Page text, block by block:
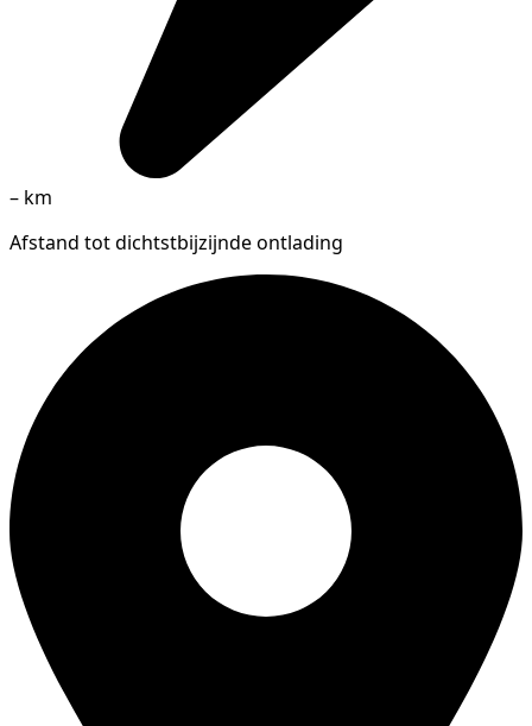
– km
Afstand tot dichtstbijzijnde ontlading